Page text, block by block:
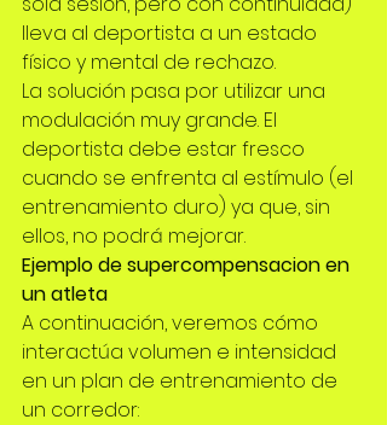
lleva al deportista a un estado
físico y mental de rechazo.
La solución pasa por utilizar una
modulación muy grande. El
deportista debe estar fresco
cuando se enfrenta al estímulo (el
entrenamiento duro) ya que, sin
ellos, no podrá mejorar.
Ejemplo de supercompensacion en
un atleta
A continuación, veremos cómo
interactúa volumen e intensidad
en un plan de entrenamiento de
un corredor: